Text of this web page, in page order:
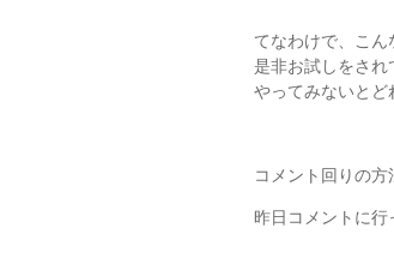
てなわけで、こん
是非お試しをされ
やってみないとど
コメント回りの方
昨日コメントに